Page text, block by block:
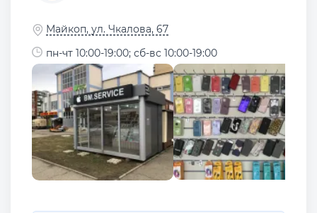
Майкоп, ул. Чкалова, 67
пн-чт 10:00-19:00; сб-вс 10:00-19:00